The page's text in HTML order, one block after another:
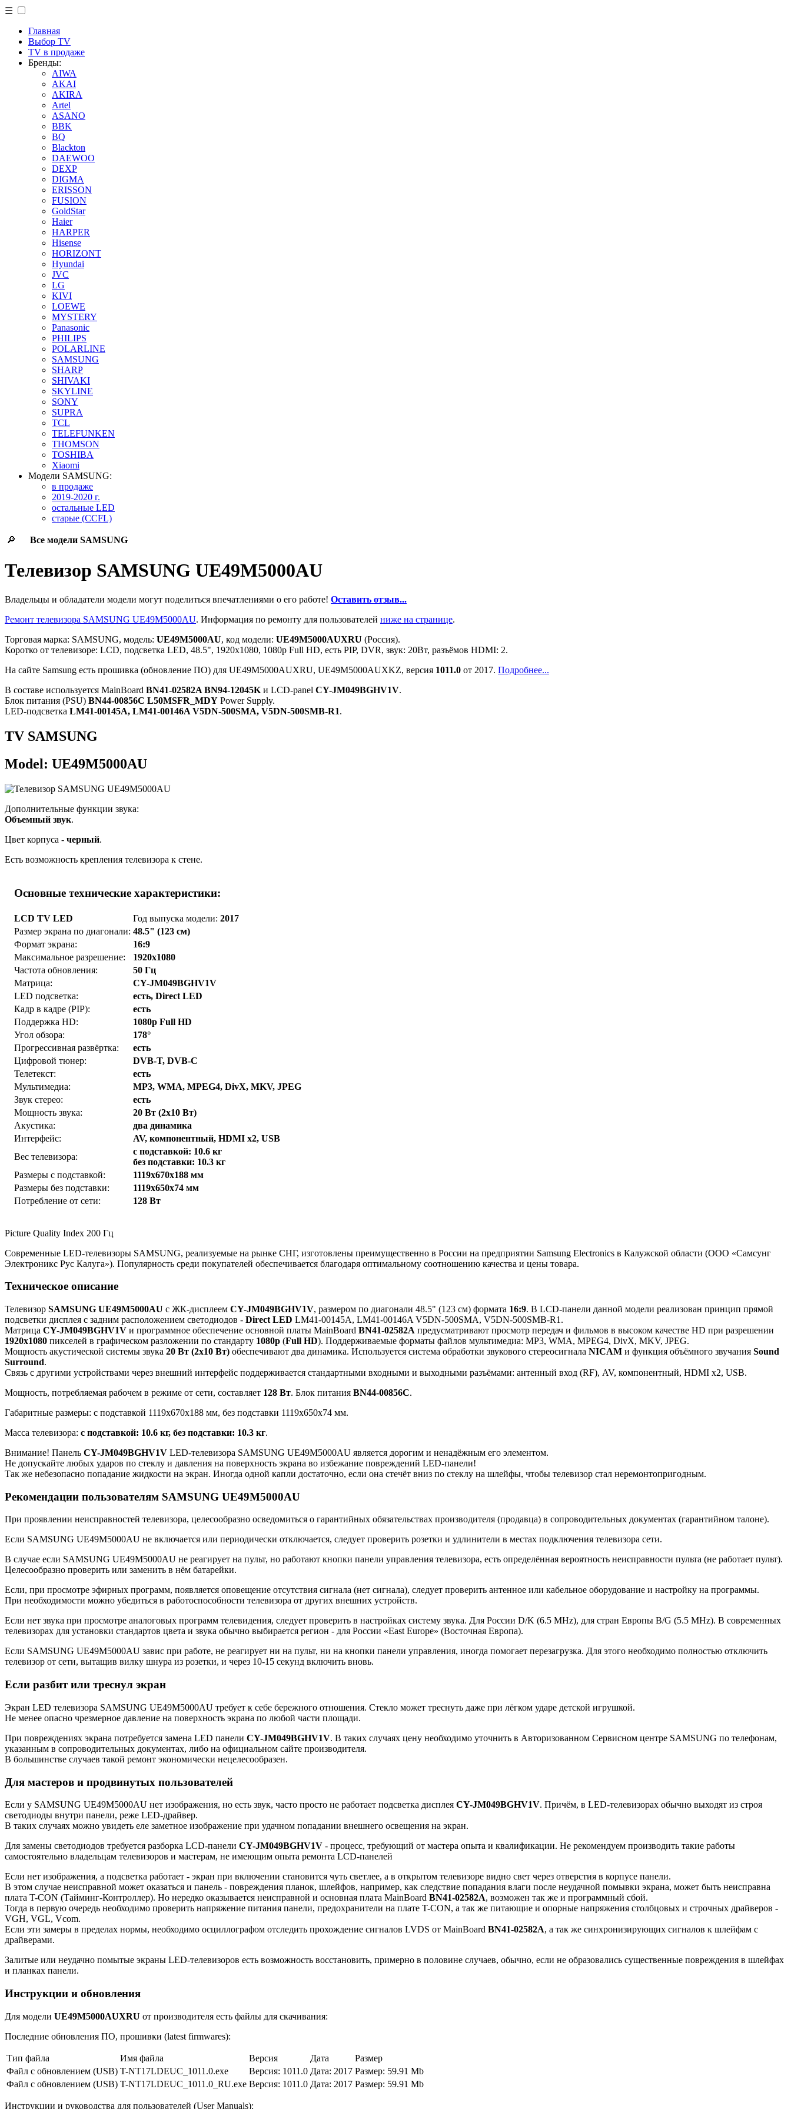
☰
Главная
Выбор TV
TV в продаже
Бренды:
AIWA
AKAI
AKIRA
Artel
ASANO
BBK
BQ
Blackton
DAEWOO
DEXP
DIGMA
ERISSON
FUSION
GoldStar
Haier
HARPER
Hisense
HORIZONT
Hyundai
JVC
LG
KIVI
LOEWE
MYSTERY
Panasonic
PHILIPS
POLARLINE
SAMSUNG
SHARP
SHIVAKI
SKYLINE
SONY
SUPRA
TCL
TELEFUNKEN
THOMSON
TOSHIBA
Xiaomi
Модели SAMSUNG:
в продаже
2019-2020 г.
остальные LED
старые (CCFL)
🔎 Все модели SAMSUNG
Телевизор SAMSUNG UE49M5000AU
Владельцы и обладатели модели могут поделиться впечатлениями о его работе! Оставить отзыв...
Ремонт телевизора SAMSUNG UE49M5000AU. Информация по ремонту для пользователей ниже на странице.
Торговая марка: SAMSUNG, модель: UE49M5000AU, код модели: UE49M5000AUXRU (Россия).
Коротко от телевизоре: LCD, подсветка LED, 48.5", 1920x1080, 1080p Full HD, есть PIP, DVR, звук: 20Вт, разъёмов HDMI: 2.
На сайте Samsung есть прошивка (обновление ПО) для UE49M5000AUXRU, UE49M5000AUXKZ, версия 1011.0 от 2017. Подробнее...
В составе используется MainBoard BN41-02582A BN94-12045K и LCD-panel CY-JM049BGHV1V.
Блок питания (PSU) BN44-00856C L50MSFR_MDY Power Supply.
LED-подсветка LM41-00145A, LM41-00146A V5DN-500SMA, V5DN-500SMB-R1.
TV SAMSUNG
Model: UE49M5000AU
Дополнительные функции звука:
Объемный звук.
Цвет корпуса - черный.
Есть возможность крепления телевизора к стене.
Основные технические характеристики:
LCD TV LED Год выпуска модели:2017
Размер экрана по диагонали: 48.5" (123 см)
Формат экрана:
16:9
Максимальное разрешение:
1920x1080
Частота обновления:
50 Гц
Матрица:
CY-JM049BGHV1V
LED подсветка:
есть, Direct LED
Кадр в кадре (PIP):
есть
Поддержка HD:
1080p Full HD
Угол обзора:
178°
Прогрессивная развёртка:
есть
Цифровой тюнер:
DVB-T, DVB-C
Телетекст:
есть
Мультимедиа:
MP3, WMA, MPEG4, DivX, MKV, JPEG
Звук стерео:
есть
Мощность звука:
20 Вт (2х10 Вт)
Акустика:
два динамика
Интерфейс:
AV, компонентный, HDMI x2, USB
Вес телевизора:
с подставкой: 10.6 кг
без подставки: 10.3 кг
Размеры с подставкой:
1119x670x188 мм
Размеры без подставки:
1119x650x74 мм
Потребление от сети:
128 Вт
Picture Quality Index 200 Гц
Современные LED-телевизоры SAMSUNG, реализуемые на рынке СНГ, изготовлены преимущественно в России на предприятии Samsung Electronics в Калужской области (ООО «Самсунг
Электроникс Рус Калуга»). Популярность среди покупателей обеспечивается благодаря оптимальному соотношению качества и цены товара.
Техническое описание
Телевизор SAMSUNG UE49M5000AU с ЖК-дисплеем CY-JM049BGHV1V, размером по диагонали 48.5" (123 см) формата 16:9. В LCD-панели данной модели реализован принцип прямой
подсветки дисплея с задним расположением светодиодов - Direct LED LM41-00145A, LM41-00146A V5DN-500SMA, V5DN-500SMB-R1.
Матрица CY-JM049BGHV1V и программное обеспечение основной платы MainBoard BN41-02582A предусматривают просмотр передач и фильмов в высоком качестве HD при разрешении
1920x1080 пикселей в графическом разложении по стандарту 1080p (Full HD). Поддерживаемые форматы файлов мультимедиа: MP3, WMA, MPEG4, DivX, MKV, JPEG.
Мощность акустической системы звука 20 Вт (2х10 Вт) обеспечивают два динамика. Используется система обработки звукового стереосигнала NICAM и функция объёмного звучания Sound
Surround.
Связь с другими устройствами через внешний интерфейс поддерживается стандартными входными и выходными разъёмами: антенный вход (RF), AV, компонентный, HDMI x2, USB.
Мощность, потребляемая рабочем в режиме от сети, составляет 128 Вт. Блок питания BN44-00856C.
Габаритные размеры: с подставкой 1119x670x188 мм, без подставки 1119x650x74 мм.
Масса телевизора: с подставкой: 10.6 кг, без подставки: 10.3 кг.
Внимание! Панель CY-JM049BGHV1V LED-телевизора SAMSUNG UE49M5000AU является дорогим и ненадёжным его элементом.
Не допускайте любых ударов по стеклу и давления на поверхность экрана во избежание повреждений LED-панели!
Так же небезопасно попадание жидкости на экран. Иногда одной капли достаточно, если она стечёт вниз по стеклу на шлейфы, чтобы телевизор стал неремонтопригодным.
Рекомендации пользователям SAMSUNG UE49M5000AU
При проявлении неисправностей телевизора, целесообразно осведомиться о гарантийных обязательствах производителя (продавца) в сопроводительных документах (гарантийном талоне).
Если SAMSUNG UE49M5000AU не включается или периодически отключается, следует проверить розетки и удлинители в местах подключения телевизора сети.
В случае если SAMSUNG UE49M5000AU не реагирует на пульт, но работают кнопки панели управления телевизора, есть определённая вероятность неисправности пульта (не работает пульт).
Целесообразно проверить или заменить в нём батарейки.
Если, при просмотре эфирных программ, появляется оповещение отсутствия сигнала (нет сигнала), следует проверить антенное или кабельное оборудование и настройку на программы.
При необходимости можно убедиться в работоспособности телевизора от других внешних устройств.
Если нет звука при просмотре аналоговых программ телевидения, следует проверить в настройках систему звука. Для России D/K (6.5 MHz), для стран Европы B/G (5.5 MHz). В современных
телевизорах для установки стандартов цвета и звука обычно выбирается регион - для России «East Europe» (Восточная Европа).
Если SAMSUNG UE49M5000AU завис при работе, не реагирует ни на пульт, ни на кнопки панели управления, иногда помогает перезагрузка. Для этого необходимо полностью отключить
телевизор от сети, вытащив вилку шнура из розетки, и через 10-15 секунд включить вновь.
Если разбит или треснул экран
Экран LED телевизора SAMSUNG UE49M5000AU требует к себе бережного отношения. Стекло может треснуть даже при лёгком ударе детской игрушкой.
Не менее опасно чрезмерное давление на поверхность экрана по любой части площади.
При повреждениях экрана потребуется замена LED панели CY-JM049BGHV1V. В таких случаях цену необходимо уточнить в Авторизованном Сервисном центре SAMSUNG по телефонам,
указанным в сопроводительных документах, либо на официальном сайте производителя.
В большинстве случаев такой ремонт экономически нецелесообразен.
Для мастеров и продвинутых пользователей
Если у SAMSUNG UE49M5000AU нет изображения, но есть звук, часто просто не работает подсветка дисплея CY-JM049BGHV1V. Причём, в LED-телевизорах обычно выходят из строя
светодиоды внутри панели, реже LED-драйвер.
В таких случаях можно увидеть еле заметное изображение при удачном попадании внешнего освещения на экран.
Для замены светодиодов требуется разборка LCD-панели CY-JM049BGHV1V - процесс, требующий от мастера опыта и квалификации. Не рекомендуем производить такие работы
самостоятельно владельцам телевизоров и мастерам, не имеющим опыта ремонта LCD-панелей
Если нет изображения, а подсветка работает - экран при включении становится чуть светлее, а в открытом телевизоре видно свет через отверстия в корпусе панели.
В этом случае неисправной может оказаться и панель - повреждения планок, шлейфов, например, как следствие попадания влаги после неудачной помывки экрана, может быть неисправна
плата T-CON (Тайминг-Контроллер). Но нередко оказывается неисправной и основная плата MainBoard BN41-02582A, возможен так же и программный сбой.
Тогда в первую очередь необходимо проверить напряжение питания панели, предохранители на плате T-CON, а так же питающие и опорные напряжения столбцовых и строчных драйверов -
VGH, VGL, Vcom.
Если эти замеры в пределах нормы, необходимо осциллографом отследить прохождение сигналов LVDS от MainBoard BN41-02582A, а так же синхронизирующих сигналов к шлейфам с
драйверами.
Залитые или неудачно помытые экраны LED-телевизоров есть возможность восстановить, примерно в половине случаев, обычно, если не образовались существенные повреждения в шлейфах
и планках панели.
Инструкции и обновления
Для модели UE49M5000AUXRU от производителя есть файлы для скачивания:
Последние обновления ПО, прошивки (latest firmwares):
Тип файла Имя файла Версия Дата
Размер
Файл с обновлением (USB) T-NT17LDEUC_1011.0.exe Версия: 1011.0 Дата: 2017 Размер: 59.91 Mb
Файл с обновлением (USB) T-NT17LDEUC_1011.0_RU.exe Версия: 1011.0 Дата: 2017 Размер: 59.91 Mb
Инструкции и руководства для пользователей (User Manuals):